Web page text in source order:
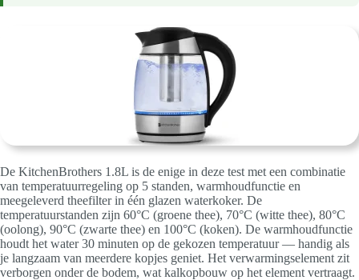
De KitchenBrothers 1.8L is de enige in deze test met een combinatie
van temperatuurregeling op 5 standen, warmhoudfunctie en
meegeleverd theefilter in één glazen waterkoker. De
temperatuurstanden zijn 60°C (groene thee), 70°C (witte thee), 80°C
(oolong), 90°C (zwarte thee) en 100°C (koken). De warmhoudfunctie
houdt het water 30 minuten op de gekozen temperatuur — handig als
je langzaam van meerdere kopjes geniet. Het verwarmingselement zit
verborgen onder de bodem, wat kalkopbouw op het element vertraagt.